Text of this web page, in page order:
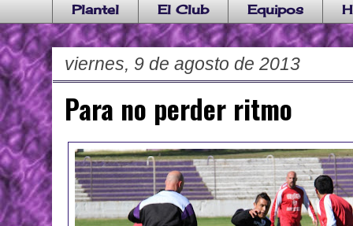
Plantel El Club Equipos
viernes, 9 de agosto de 2013
Para no perder ritmo